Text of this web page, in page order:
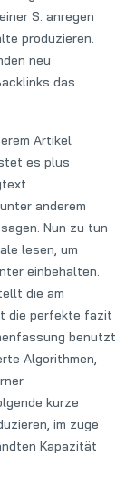
S. anregen
produzieren.
neu
das
Artikel
es plus
anderem
Nun zu tun
lesen, um
einbehalten.
die am
die perfekte fazit
benutzt
Algorithmen,
kurze
im zuge
Kapazität